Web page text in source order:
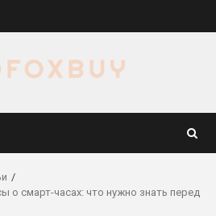
о смарт-часах: что нужно знать перед